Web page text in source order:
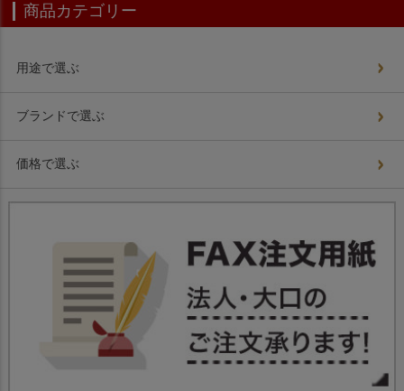
商品カテゴリー
用途で選ぶ
ブランドで選ぶ
価格で選ぶ